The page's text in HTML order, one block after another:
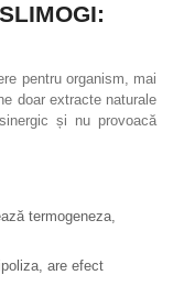
pentru organism, mai
doar extracte naturale
și nu provoacă
termogeneza,
are efect